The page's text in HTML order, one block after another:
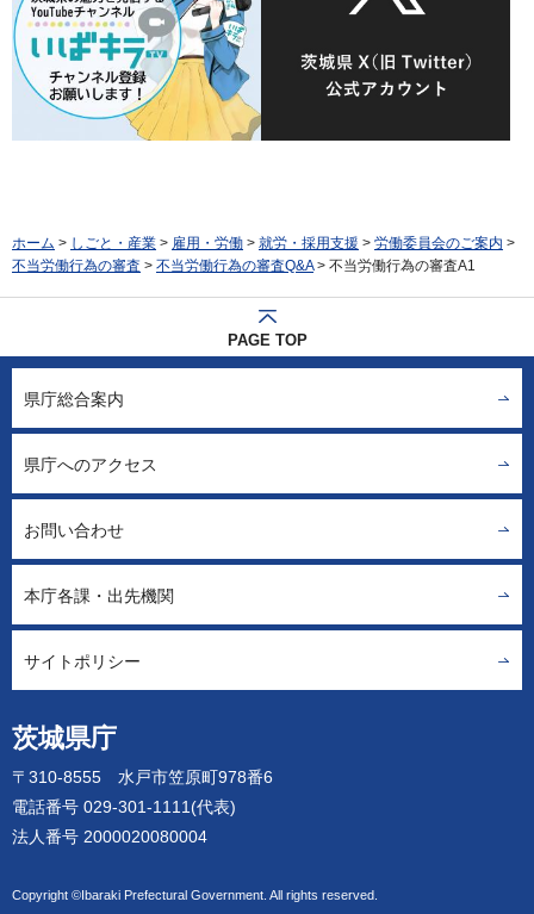
ホーム > しごと・産業 > 雇用・労働 > 就労・採用支援 > 労働委員会のご案内 >
不当労働行為の審査 > 不当労働行為の審査Q&A> 不当労働行為の審査A1
PAGE TOP
茨城県庁
〒310-8555 水戸市笠原町978番6
電話番号 029-301-1111(代表)
法人番号 2000020080004
Copyright ©Ibaraki Prefectural Government. All rights reserved.
県庁総合案内
県庁へのアクセス
お問い合わせ
本庁各課・出先機関
サイトポリシー